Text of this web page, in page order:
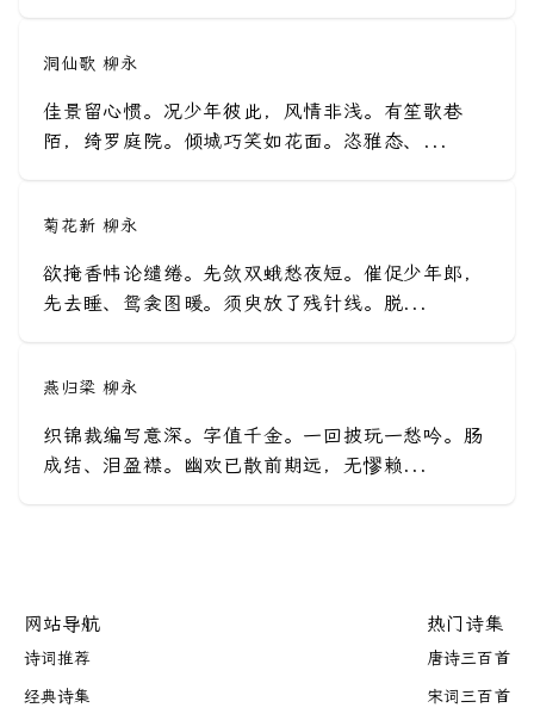
洞仙歌 柳永
佳景留心惯。况少年彼此，风情非浅。有笙歌巷
陌，绮罗庭院。倾城巧笑如花面。恣雅态、...
菊花新 柳永
欲掩香帏论缱绻。先敛双蛾愁夜短。催促少年郎，
先去睡、鸳衾图暖。须臾放了残针线。脱...
燕归梁 柳永
织锦裁编写意深。字值千金。一回披玩一愁吟。肠
成结、泪盈襟。幽欢已散前期远，无憀赖...
网站导航
诗词推荐
经典诗集
热门诗集
唐诗三百首
宋词三百首